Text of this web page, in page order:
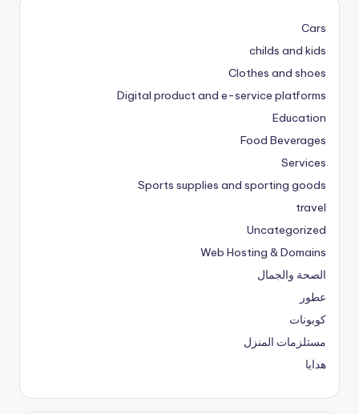
Cars
childs and kids
Clothes and shoes
Digital product and e-service platforms
Education
Food Beverages
Services
Sports supplies and sporting goods
travel
Uncategorized
Web Hosting & Domains
الصحة والجمال
عطور
كوبونات
مستلزمات المنزل
هدايا